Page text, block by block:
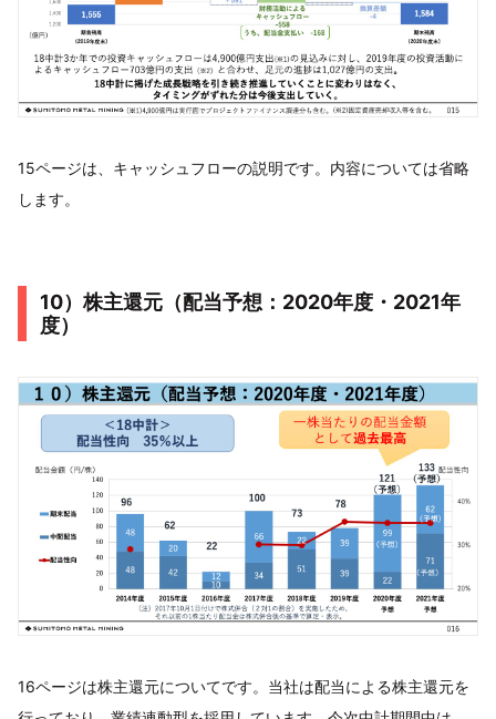
15ページは、キャッシュフローの説明です。内容については省略
します。
10）株主還元（配当予想：2020年度・2021年
度）
16ページは株主還元についてです。当社は配当による株主還元を